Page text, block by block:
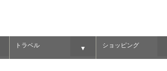
トラベル ▼ ショッピング